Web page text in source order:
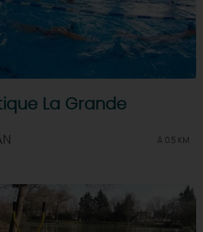
La Grande
À 0.5 KM